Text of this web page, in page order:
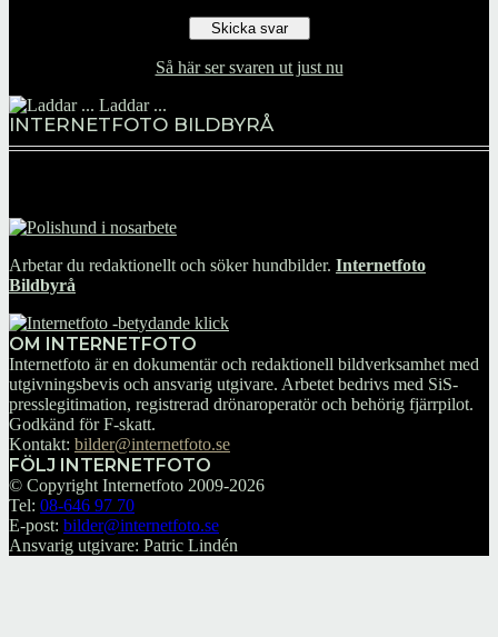
Så här ser svaren ut just nu
Laddar ...
INTERNETFOTO BILDBYRÅ
Arbetar du redaktionellt och söker hundbilder. Internetfoto
Bildbyrå
OM INTERNETFOTO
Internetfoto är en dokumentär och redaktionell bildverksamhet med
utgivningsbevis och ansvarig utgivare. Arbetet bedrivs med SiS-
presslegitimation, registrerad drönaroperatör och behörig fjärrpilot.
Godkänd för F-skatt.
Kontakt: bilder@internetfoto.se
FÖLJ INTERNETFOTO
© Copyright Internetfoto 2009-2026
Tel: 08-646 97 70
E-post: bilder@internetfoto.se
Ansvarig utgivare: Patric Lindén